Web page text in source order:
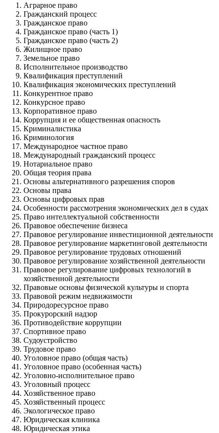
Аграрное право
Гражданский процесс
Гражданское право
Гражданское право (часть 1)
Гражданское право (часть 2)
Жилищное право
Земельное право
Исполнительное производство
Квалификация преступлений
Квалификация экономических преступлений
Конкурентное право
Конкурсное право
Корпоративное право
Коррупция и ее общественная опасность
Криминалистика
Криминология
Международное частное право
Международный гражданский процесс
Нотариальное право
Общая теория права
Основы альтернативного разрешения споров
Основы права
Основы цифровых прав
Особенности рассмотрения экономических дел в судах
Право интеллектуальной собственности
Правовое обеспечение бизнеса
Правовое регулирование инвестиционной деятельности
Правовое регулирование маркетинговой деятельности
Правовое регулирование трудовых отношений
Правовое регулирование хозяйственной деятельности
Правовое регулирование цифровых технологий в
хозяйственной деятельности
Правовые основы физической культуры и спорта
Правовой режим недвижимости
Природоресурсное право
Прокурорский надзор
Противодействие коррупции
Спортивное право
Судоустройство
Трудовое право
Уголовное право (общая часть)
Уголовное право (особенная часть)
Уголовно-исполнительное право
Уголовный процесс
Хозяйственное право
Хозяйственный процесс
Экологическое право
Юридическая клиника
Юридическая этика